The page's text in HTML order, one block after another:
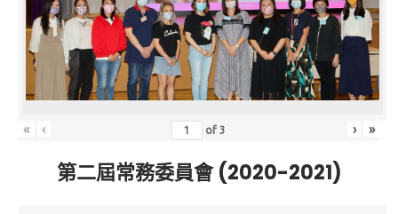
« ‹ of3 › »
第二屆常務委員會 (2020-2021)